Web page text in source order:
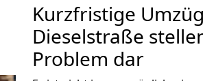
Kurzfristige
Dieselstraße
Problem dar